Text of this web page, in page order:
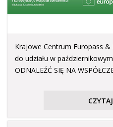
Krajowe Centrum Europass &
do udziału w
ODNALEŹĆ SIĘ NA